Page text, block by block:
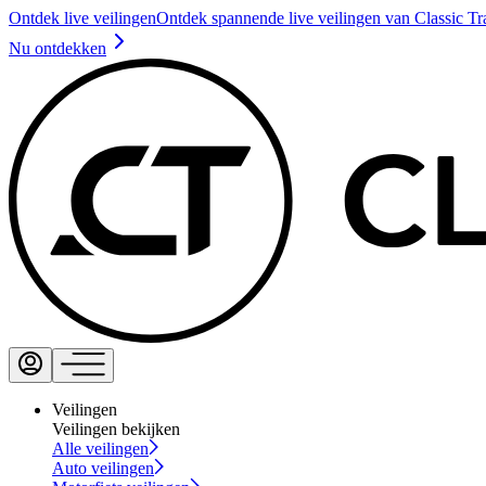
Ontdek live veilingenOntdek spannende live veilingen van Classic
Nu ontdekken
Veilingen
Veilingen bekijken
Alle veilingen
Auto veilingen